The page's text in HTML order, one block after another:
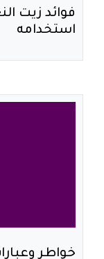
فوائد زيت
استخدامه
خواطر